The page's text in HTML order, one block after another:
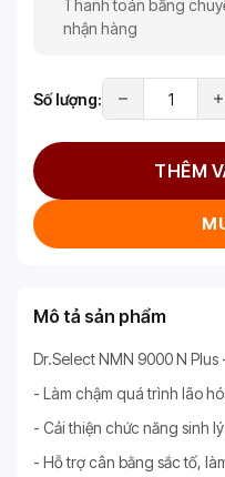
Thanh toán bằng
nhận hàng
Số lượng:
THÊM
Mô tả sản phẩm
Dr.Select NMN 9000 N Plus
- Làm chậm quá trình lão
- Cải thiện chức năng sinh
- Hỗ trợ cân bằng sắc tố,